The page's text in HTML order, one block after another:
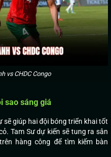
vs CHDC Congo
sao sáng giá
sẽ giúp hai đội bóng triển khai tốt
Tam Sư dự kiến sẽ tung ra sân
hàng công để tìm kiếm bàn